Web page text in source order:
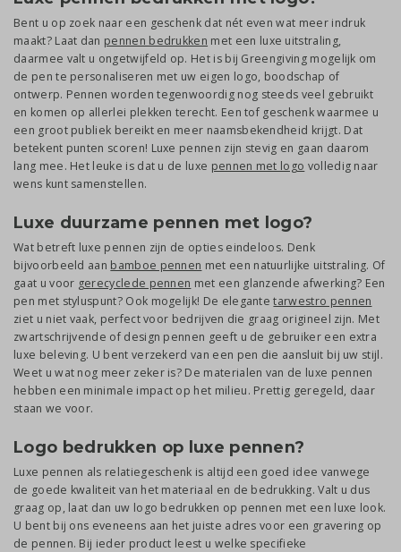
Bent u op zoek naar een geschenk dat nét even wat meer indruk
maakt? Laat dan pennen bedrukken met een luxe uitstraling,
daarmee valt u ongetwijfeld op. Het is bij Greengiving mogelijk om
de pen te personaliseren met uw eigen logo, boodschap of
ontwerp. Pennen worden tegenwoordig nog steeds veel gebruikt
en komen op allerlei plekken terecht. Een tof geschenk waarmee u
een groot publiek bereikt en meer naamsbekendheid krijgt. Dat
betekent punten scoren! Luxe pennen zijn stevig en gaan daarom
lang mee. Het leuke is dat u de luxe pennen met logo volledig naar
wens kunt samenstellen.
Luxe duurzame pennen met logo?
Wat betreft luxe pennen zijn de opties eindeloos. Denk
bijvoorbeeld aan bamboe pennen met een natuurlijke uitstraling. Of
gaat u voor gerecyclede pennen met een glanzende afwerking? Een
pen met styluspunt? Ook mogelijk! De elegantetarwestro pennen
ziet u niet vaak, perfect voor bedrijven die graag origineel zijn. Met
zwartschrijvende of design pennen geeft u de gebruiker een extra
luxe beleving. U bent verzekerd van een pen die aansluit bij uw stijl.
Weet u wat nog meer zeker is? De materialen van de luxe pennen
hebben een minimale impact op het milieu. Prettig geregeld, daar
staan we voor.
Logo bedrukken op luxe pennen?
Luxe pennen als relatiegeschenk is altijd een goed idee vanwege
de goede kwaliteit van het materiaal en de bedrukking. Valt u dus
graag op, laat dan uw logo bedrukken op pennen met een luxe look.
U bent bij ons eveneens aan het juiste adres voor een gravering op
de pennen. Bij ieder product leest u welke specifieke